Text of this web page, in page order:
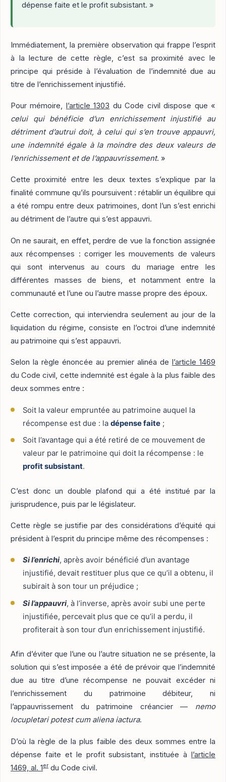
dépense faite et le profit subsistant. »
Immédiatement, la première observation qui frappe l’esprit
à la lecture de cette règle, c’est sa proximité avec le
principe qui préside à l’évaluation de l’indemnité due au
titre de l’enrichissement injustifié.
Pour mémoire, l’article 1303 du Code civil dispose que «
celui qui bénéficie d’un enrichissement injustifié au
détriment d’autrui doit, à celui qui s’en trouve appauvri,
une indemnité égale à la moindre des deux valeurs de
l’enrichissement et de l’appauvrissement. »
Cette proximité entre les deux textes s’explique par la
finalité commune qu’ils poursuivent : rétablir un équilibre qui
a été rompu entre deux patrimoines, dont l’un s’est enrichi
au détriment de l’autre qui s’est appauvri.
On ne saurait, en effet, perdre de vue la fonction assignée
aux récompenses : corriger les mouvements de valeurs
qui sont intervenus au cours du mariage entre les
différentes masses de biens, et notamment entre la
communauté et l’une ou l’autre masse propre des époux.
Cette correction, qui interviendra seulement au jour de la
liquidation du régime, consiste en l’octroi d’une indemnité
au patrimoine qui s’est appauvri.
Selon la règle énoncée au premier alinéa de
l’article 1469
du Code civil, cette indemnité est égale à la plus faible des
deux sommes entre :
Soit la valeur empruntée au patrimoine auquel la
récompense est due : la dépense faite;
Soit l’avantage qui a été retiré de ce mouvement de
valeur par le patrimoine qui doit la récompense : le
profit subsistant.
C’est donc un double plafond qui a été institué par la
jurisprudence, puis par le législateur.
Cette règle se justifie par des considérations d’équité qui
président à l’esprit du principe même des récompenses :
Si l’enrichi, après avoir bénéficié d’un avantage
injustifié, devait restituer plus que ce qu’il a obtenu, il
subirait à son tour un préjudice ;
Si l’appauvri, à l’inverse, après avoir subi une perte
injustifiée, percevait plus que ce qu’il a perdu, il
profiterait à son tour d’un enrichissement injustifié.
Afin d’éviter que l’une ou l’autre situation ne se présente, la
solution qui s’est imposée a été de prévoir que l’indemnité
due au titre d’une récompense ne pouvait excéder ni
l’enrichissement du patrimoine débiteur, ni
l’appauvrissement du patrimoine créancier — nemo
locupletari potest cum aliena iactura.
D’où la règle de la plus faible des deux sommes entre la
dépense faite et le profit subsistant, instituée à l’article
1469, al. 1er du Code civil.